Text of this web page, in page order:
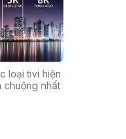
60%:
tivi
50% - Cơ hội
loại tivi hiện
chuộng nhất